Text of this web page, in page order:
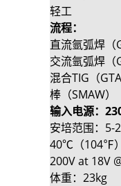
轻工
流程：
直流氩弧焊（
交流氩弧焊（
混合TIG（
棒（SMAW）
输入电源：
安培范围：5-
40℃（104℉）
200V at 18V
体重：23kg